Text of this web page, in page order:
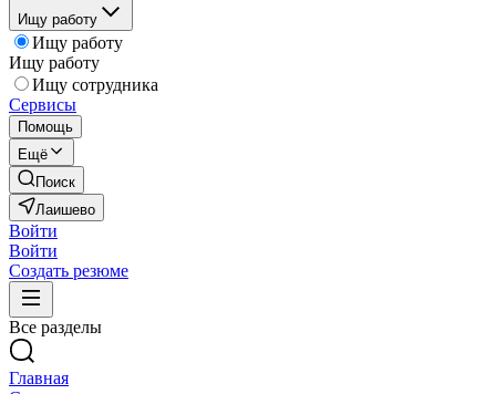
Ищу работу
Ищу работу
Ищу работу
Ищу сотрудника
Сервисы
Помощь
Ещё
Поиск
Лаишево
Войти
Войти
Создать резюме
Все разделы
Главная